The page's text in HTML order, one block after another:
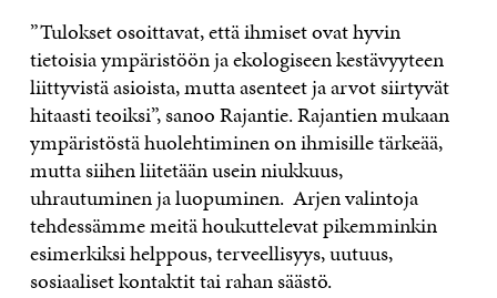
”Tulokset osoittavat, että ihmiset ovat hyvin
tietoisia ympäristöön ja ekologiseen kestävyyteen
liittyvistä asioista, mutta asenteet ja arvot siirtyvät
hitaasti teoiksi”, sanoo Rajantie. Rajantien mukaan
ympäristöstä huolehtiminen on ihmisille tärkeää,
mutta siihen liitetään usein niukkuus,
uhrautuminen ja luopuminen. Arjen valintoja
tehdessämme meitä houkuttelevat pikemminkin
esimerkiksi helppous, terveellisyys, uutuus,
sosiaaliset kontaktit tai rahan säästö.